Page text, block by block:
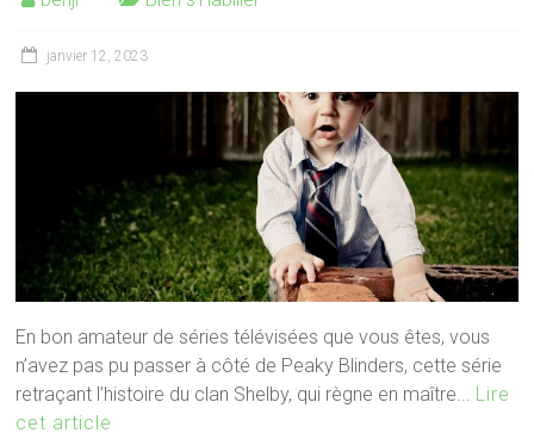
janvier 12, 2023
En bon amateur de séries télévisées que vous êtes, vous
n’avez pas pu passer à côté de Peaky Blinders, cette série
retraçant l’histoire du clan Shelby, qui règne en maître... Lire
cet article